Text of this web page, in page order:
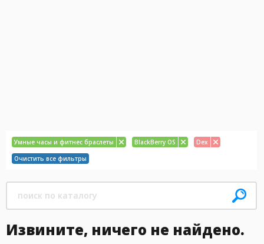
Умные часы и фитнес браслеты BlackBerry OS
Dex
Очистить все фильтры
Извините, ничего не найдено.